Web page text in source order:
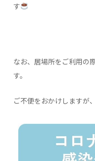
す
なお、居場所をご利用の
す。
ご不便をおかけしますが